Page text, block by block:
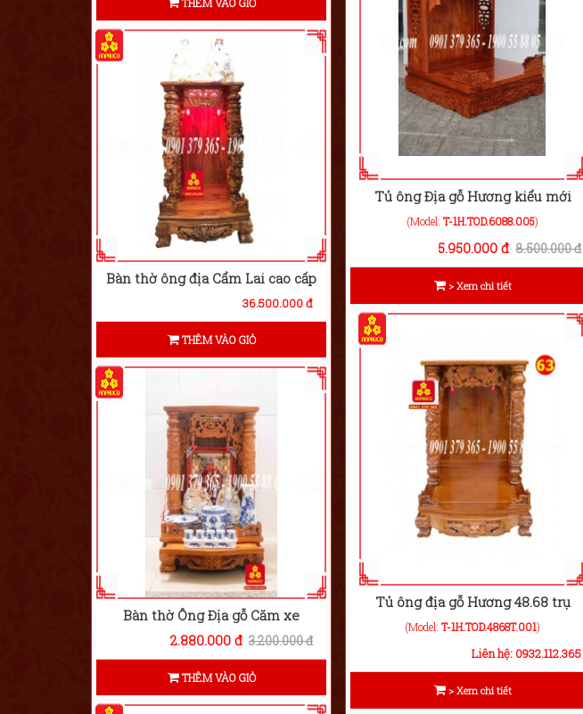
Bàn thờ ông địa Cẩm Lai cao cấp
36.500.000 đ
THÊM VÀO GIỎ
Bàn thờ Ông Địa gỗ Căm xe
2.880.000 đ 3.200.000 đ
THÊM VÀO GIỎ
Tủ ông Địa gỗ Hương kiểu mới
(Model:T-1H.TOD.6088.005)
5.950.000 đ 8.500.000 đ
> Xem chi tiết
Tủ ông địa gỗ Hương 48.68 trụ
(Model:T-1H.TOD.4868T.001)
Liên hệ: 0932.112.365
> Xem chi tiết